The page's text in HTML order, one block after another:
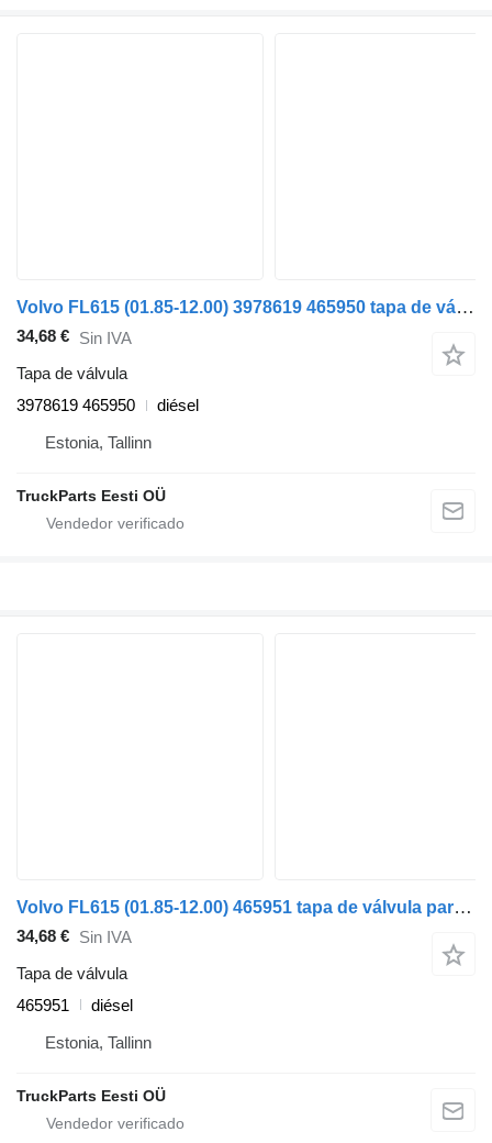
Volvo FL615 (01.85-12.00) 3978619 465950 tapa de válvula para Volvo FL, FL6, FL7, FL10, FL12, FS718 (1985-2005) cabeza tractora
34,68 € Sin IVA
Tapa de válvula
3978619 465950
diésel
Estonia, Tallinn
TruckParts Eesti OÜ
Volvo FL615 (01.85-12.00) 465951 tapa de válvula para Volvo FL, FL6, FL7, FL10, FL12, FS718 (1985-2005) cabeza tractora
34,68 € Sin IVA
Tapa de válvula
465951
diésel
Estonia, Tallinn
TruckParts Eesti OÜ